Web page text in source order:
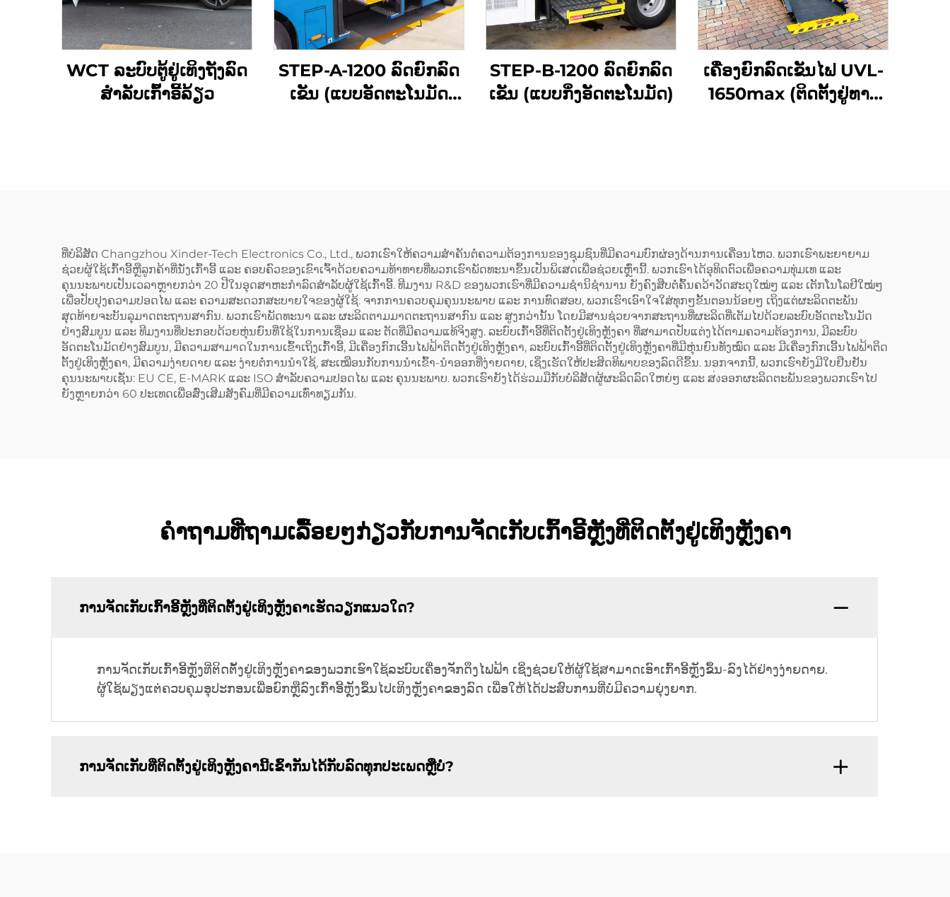
WCT ລະບົບຕູ້ຢູ່ເທິງຖັງລົດ
ສໍາລັບເກົ້າອີ້ລ້ຽວ
STEP-A-1200 ລົດຍົກລົດ
ເຂັນ (ແບບອັດຕະໂນມັດ
STEP-B-1200 ລົດຍົກລົດ
ເຂັນ (ແບບກິ່ງອັດຕະໂນມັດ)
ເຄື່ອງຍົກລົດເຂັນໄຟ UVL-
1650max (ຕິດຕັ້ງຢູ່ທາງ
ທີ່ບໍລິສັດ Changzhou Xinder-Tech Electronics Co., Ltd., ພວກເຮົາໃຫ້ຄວາມສຳຄັນຕໍ່ຄວາມຕ້ອງການຂອງຊຸມຊົນທີ່ມີຄວາມບົກຜ່ອງດ້ານການເຄື່ອນໄຫວ. ພວກເຮົາພະຍາຍາມ
ຊ່ວຍຜູ້ໃຊ້ເກົ້າອີ້ຫຼືລູກຄ້າທີ່ນັ່ງເກົ້າອີ້ ແລະ ຄອບຄົວຂອງເຂົາເຈົ້າດ້ວຍຄວາມທ້າທາຍທີ່ພວກເຮົາພັດທະນາຂຶ້ນເປັນພິເສດເພື່ອຊ່ວຍເຫຼົ່ານີ້. ພວກເຮົາໄດ້ອຸທິດຕົວເພື່ອຄວາມທຸ່ມເທ ແລະ
ຄຸນນະພາບເປັນເວລາຫຼາຍກວ່າ 20 ປີໃນອຸດສາຫະກຳລົດສຳລັບຜູ້ໃຊ້ເກົ້າອີ້. ທີມງານ R&D ຂອງພວກເຮົາທີ່ມີຄວາມຊຳນິຊຳນານ ຍັງຄົງສືບຕໍ່ຄົ້ນຄວ້າວັດສະດຸໃໝ່ໆ ແລະ ເຕັກໂນໂລຢີໃໝ່ໆ
ເພື່ອປັບປຸງຄວາມປອດໄພ ແລະ ຄວາມສະດວກສະບາຍໃຈຂອງຜູ້ໃຊ້. ຈາກການຄວບຄຸມຄຸນນະພາບ ແລະ ການທົດສອບ, ພວກເຮົາເອົາໃຈໃສ່ທຸກໆຂັ້ນຕອນນ້ອຍໆ ເຖິງແຕ່ຜະລິດຕະພັນ
ສຸດທ້າຍຈະບັນລຸມາດຕະຖານສາກົນ. ພວກເຮົາພັດທະນາ ແລະ ຜະລິດຕາມມາດຕະຖານສາກົນ ແລະ ສູງກວ່ານັ້ນ ໂດຍມີສານຊ່ວຍຈາກສະຖານທີ່ຜະລິດທີ່ເຕັມໄປດ້ວຍລະບົບອັດຕະໂນມັດ
ຢ່າງສົມບູນ ແລະ ທີມງານທີ່ປະກອບດ້ວຍຫຸ່ນຍົນທີ່ໃຊ້ໃນການເຊື່ອມ ແລະ ຕັດທີ່ມີຄວາມແທ້ຈິງສູງ. ລະບົບເກົ້າອີ້ທີ່ຕິດຕັ້ງຢູ່ເທິງຫຼັງຄາ ທີ່ສາມາດປັບແຕ່ງໄດ້ຕາມຄວາມຕ້ອງການ, ມີລະບົບ
ອັດຕະໂນມັດຢ່າງສົມບູນ, ມີຄວາມສາມາດໃນການເຂົ້າເຖິງເກົ້າອີ້, ມີເຄື່ອງກົກເອີ້ນໄຟຟ້າຕິດຕັ້ງຢູ່ເທິງຫຼັງຄາ, ລະບົບເກົ້າອີ້ທີ່ຕິດຕັ້ງຢູ່ເທິງຫຼັງຄາທີ່ມີຫຸ່ນຍົນທັງໝົດ ແລະ ມີເຄື່ອງກົກເອີ້ນໄຟຟ້າຕິດ
ຕັ້ງຢູ່ເທິງຫຼັງຄາ, ມີຄວາມງ່າຍດາຍ ແລະ ງ່າຍຕໍ່ການນຳໃຊ້, ສະເໝືອນກັບການນຳເຂົ້າ-ນຳອອກທີ່ງ່າຍດາຍ, ເຊິ່ງເຮັດໃຫ້ປະສິດທິພາບຂອງລົດດີຂຶ້ນ. ນອກຈາກນີ້, ພວກເຮົາຍັງມີໃບຢືນຢັນ
ຄຸນນະພາບເຊັ່ນ: EU CE, E-MARK ແລະ ISO ສຳລັບຄວາມປອດໄພ ແລະ ຄຸນນະພາບ. ພວກເຮົາຍັງໄດ້ຮ່ວມມືກັບບໍລິສັດຜູ້ຜະລິດລົດໃຫຍ່ໆ ແລະ ສ่งອອກຜະລິດຕະພັນຂອງພວກເຮົາໄປ
ຍັງຫຼາຍກວ່າ 60 ປະເທດເພື່ອສົ່ງເສີມສັງຄົມທີ່ມີຄວາມເທົ່າທຽມກັນ.
ຄຳຖາມທີ່ຖາມເລື້ອຍໆກ່ຽວກັບການຈັດເກັບເກົ້າອີ້ຫຼັງທີ່ຕິດຕັ້ງຢູ່ເທິງຫຼັງຄາ
ການຈັດເກັບເກົ້າອີ້ຫຼັງທີ່ຕິດຕັ້ງຢູ່ເທິງຫຼັງຄາເຮັດວຽກແນວໃດ?
ການຈັດເກັບເກົ້າອີ້ຫຼັງທີ່ຕິດຕັ້ງຢູ່ເທິງຫຼັງຄາຂອງພວກເຮົາໃຊ້ລະບົບເຄື່ອງຈັກດຶງໄຟຟ້າ ເຊິ່ງຊ່ວຍໃຫ້ຜູ້ໃຊ້ສາມາດເອົາເກົ້າອີ້ຫຼັງຂຶ້ນ-ລົງໄດ້ຢ່າງງ່າຍດາຍ.
ຜູ້ໃຊ້ພຽງແຕ່ຄວບຄຸມອຸປະກອນເພື່ອຍົກຫຼືລົງເກົ້າອີ້ຫຼັງຂຶ້ນໄປເທິງຫຼັງຄາຂອງລົດ ເພື່ອໃຫ້ໄດ້ປະສົບການທີ່ບໍ່ມີຄວາມຍຸ່ງຍາກ.
ການຈັດເກັບທີ່ຕິດຕັ້ງຢູ່ເທິງຫຼັງຄານີ້ເຂົ້າກັນໄດ້ກັບລົດທຸກປະເພດຫຼືບໍ່?